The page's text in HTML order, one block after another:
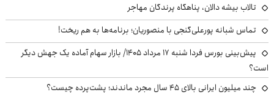
تالاب بیشه دالان، پناهگاه پرندگان مهاجر
تماس شبانه پورعلی‌گنجی با منصوریان؛ برنامه‌ها به هم ریخت!
پیش‌بینی بورس فردا شنبه ۱۷ مرداد ۱۴۰۵/ بازار سهام آماده یک جهش دیگر
است؟
چند میلیون ایرانی بالای ۴۵ سال مجرد ماندند؛ پشت‌پرده چیست؟